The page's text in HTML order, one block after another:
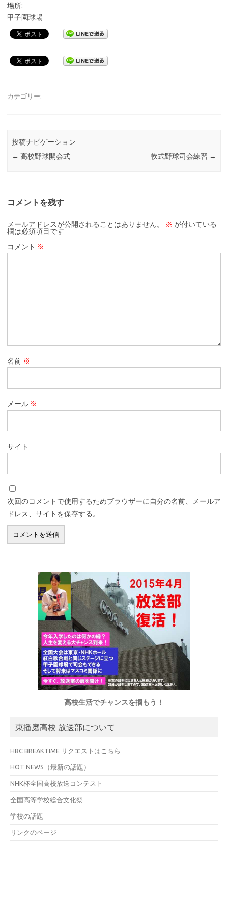
場所:
甲子園球場
カテゴリー:
投稿ナビゲーション
← 高校野球開会式 軟式野球司会練習 →
コメントを残す
メールアドレスが公開されることはありません。 ※ が付いている
欄は必須項目です
コメント ※
名前 ※
メール ※
サイト
次回のコメントで使用するためブラウザーに自分の名前、メールア
ドレス、サイトを保存する。
高校生活でチャンスを掴もう！
東播磨高校 放送部について
HBC BREAKTIME リクエストはこちら
HOT NEWS（最新の話題）
NHK杯全国高校放送コンテスト
全国高等学校総合文化祭
学校の話題
リンクのページ